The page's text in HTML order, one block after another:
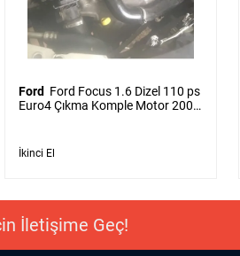
Ford
Euro4 Çıkma Komple Motor 2005
İkinci El
İletişime Geç!